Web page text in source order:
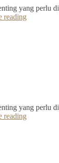
yang
reading
yang
reading